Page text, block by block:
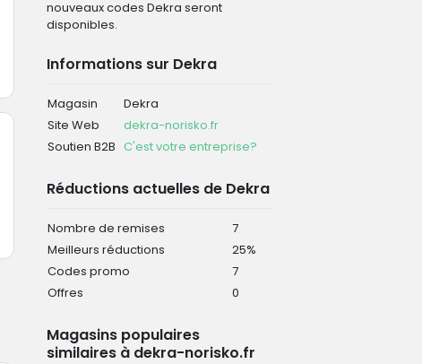
nouveaux codes Dekra seront
disponibles.
Informations sur Dekra
Magasin
Dekra
Site Web
dekra-norisko.fr
Soutien B2B C'est votre entreprise?
Réductions actuelles de Dekra
Nombre de remises
7
Meilleurs réductions
25%
Codes promo
7
Offres
0
Magasins populaires
similaires à dekra-norisko.fr